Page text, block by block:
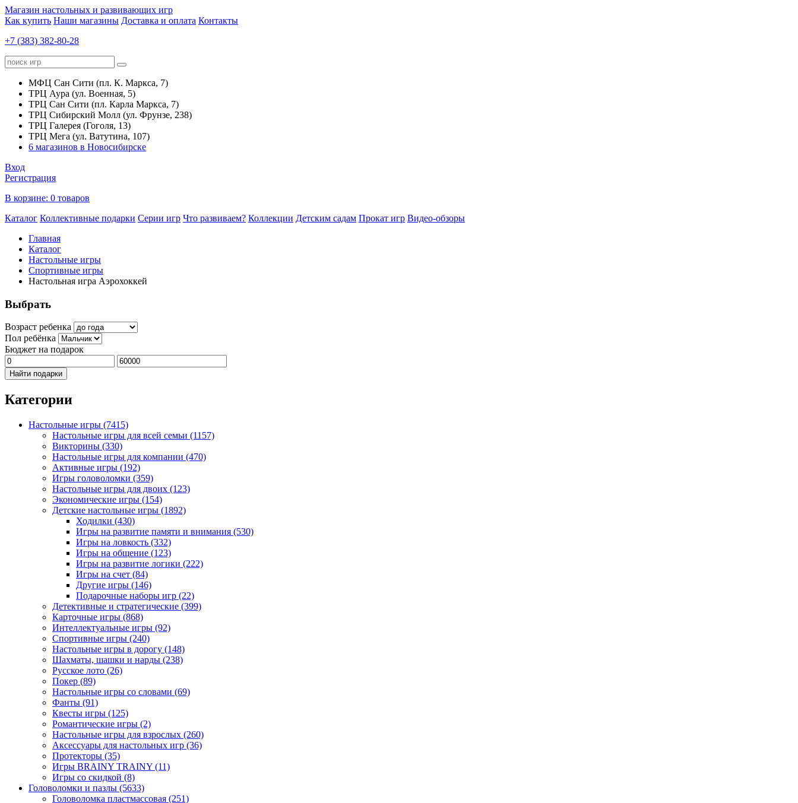
Магазин настольных и развивающих игр
Как купить Наши магазины Доставка и оплата Контакты
+7 (383) 382-80-28
МФЦ Сан Сити (пл. К. Маркса, 7)
ТРЦ Аура (ул. Военная, 5)
ТРЦ Сан Сити (пл. Карла Маркса, 7)
ТРЦ Сибирский Молл (ул. Фрунзе, 238)
ТРЦ Галерея (Гоголя, 13)
ТРЦ Мега (ул. Ватутина, 107)
6 магазинов в Новосибирске
Вход
Регистрация
В корзине: 0 товаров
Каталог Коллективные подарки Серии игр Что развиваем? Коллекции Детским садам Прокат игр Видео-обзоры
Главная
Каталог
Настольные игры
Спортивные игры
Настольная игра Аэрохоккей
Выбрать
Возраст ребенка
Пол ребёнка
Бюджет на подарок
Найти подарки
Категории
Настольные игры (7415)
Настольные игры для всей семьи (1157)
Викторины (330)
Настольные игры для компании (470)
Активные игры (192)
Игры головоломки (359)
Настольные игры для двоих (123)
Экономические игры (154)
Детские настольные игры (1892)
Ходилки (430)
Игры на развитие памяти и внимания (530)
Игры на ловкость (332)
Игры на общение (123)
Игры на развитие логики (222)
Игры на счет (84)
Другие игры (146)
Подарочные наборы игр (22)
Детективные и стратегические (399)
Карточные игры (868)
Интеллектуальные игры (92)
Спортивные игры (240)
Настольные игры в дорогу (148)
Шахматы, шашки и нарды (238)
Русское лото (26)
Покер (89)
Настольные игры со словами (69)
Фанты (91)
Квесты игры (125)
Романтические игры (2)
Настольные игры для взрослых (260)
Аксессуары для настольных игр (36)
Протекторы (35)
Игры BRAINY TRAINY (11)
Игры со скидкой (8)
Головоломки и пазлы (5633)
Головоломка пластмассовая (251)